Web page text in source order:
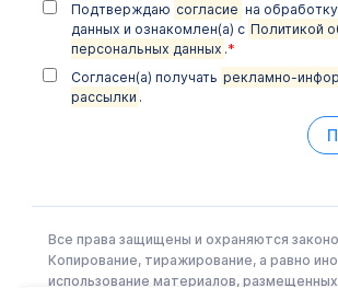
Подтверждаю согласие на
данных и ознакомлен(а) с Политикой
персональных данных .*
Согласен(а) получать рекламно-
рассылки .
Все права защищены и охраняются
Копирование, тиражирование, а равно
использование материалов,